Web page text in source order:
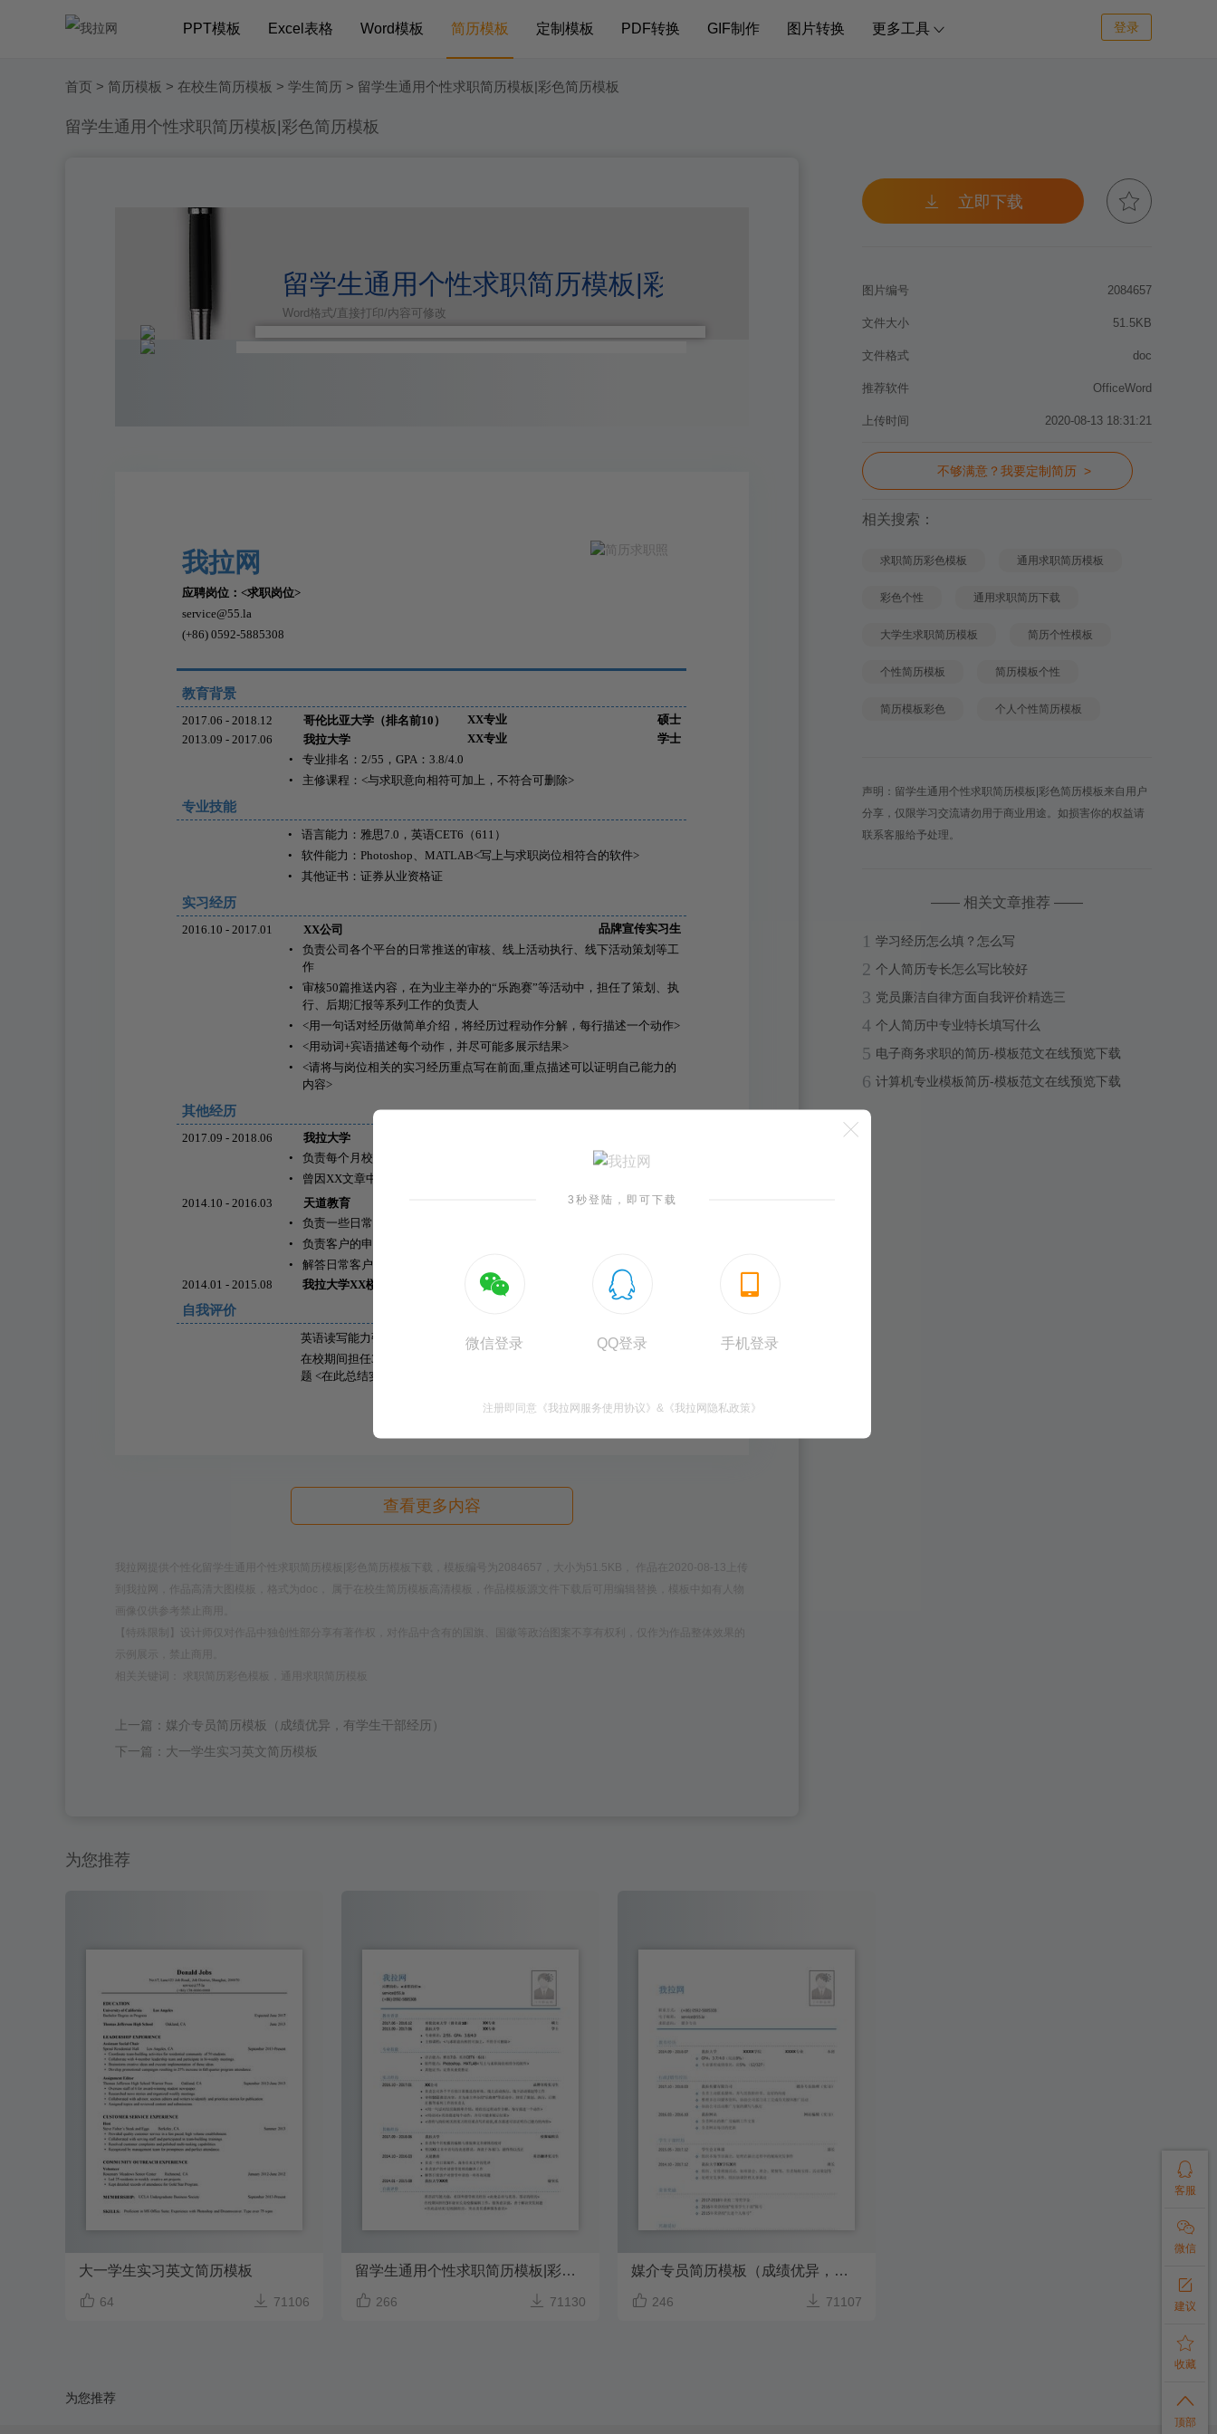
PPT模板 Excel表格 Word模板 简历模板 定制模板 PDF转换 GIF制作 图片转换 更多工具  登录
首页 > 简历模板 > 在校生简历模板 > 学生简历 > 留学生通用个性求职简历模板|彩色简历模板
留学生通用个性求职简历模板|彩色简历模板
留学生通用个性求职简历模板|彩色简历模板
Word格式/直接打印/内容可修改
我拉网
应聘岗位：<求职岗位>
service@55.la
(+86) 0592-5885308
教育背景
2017.06 - 2018.12 哥伦比亚大学（排名前10） XX专业
硕士
2013.09 - 2017.06
我拉大学 XX专业
学士
•
专业排名：2/55，GPA：3.8/4.0
•
主修课程：<与求职意向相符可加上，不符合可删除>
专业技能
•
语言能力：雅思7.0，英语CET6（611）
•
软件能力：Photoshop、MATLAB<写上与求职岗位相符合的软件>
•
其他证书：证券从业资格证
实习经历
2016.10 - 2017.01 XX公司
品牌宣传实习生
•
负责公司各个平台的日常推送的审核、线上活动执行、线下活动策划等工
作
•
审核50篇推送内容，在为业主举办的“乐跑赛”等活动中，担任了策划、执
行、后期汇报等系列工作的负责人
•
<用一句话对经历做简单介绍，将经历过程动作分解，每行描述一个动作>
•
<用动词+宾语描述每个动作，并尽可能多展示结果>
•
<请将与岗位相关的实习经历重点写在前面,重点描述可以证明自己能力的
内容>
其他经历
2017.09 - 2018.06 我拉大学
•
负责每个月校报的编辑与排版和文章材料的校对
•
曾因XX文章中语句的表述错误，奔波于各部门，最终得以改正
2014.10 - 2016.03
天道教育
英语翻译实习生
•
负责一些日常邮件、商务往来文件的笔译
•
负责客户的申请留学资料的翻译工作
•
解答日常客户对留学申请的一些咨询问题
2014.01 - 2015.08
我拉大学XX楼
自我评价
英语读写能力强，有国外留学相关经历 <此处总结与英语、签证的经历>
在校期间担任3年寝室长及校报编辑工作，服务意识强，善于解决突发问
题 <在此总结实习/校园经历，突出责任感和服务意识>
查看更多内容
我拉网提供个性化留学生通用个性求职简历模板|彩色简历模板下载，模板编号为2084657，大小为51.5KB， 作品在2020-08-13上传
到我拉网，作品高清大图模板，格式为doc， 属于在校生简历模板高清模板，作品模板源文件下载后可用编辑替换，模板中如有人物
画像仅供参考禁止商用。
【特殊限制】设计师仅对作品中独创性部分享有著作权，对作品中含有的国旗、国徽等政治图案不享有权利，仅作为作品整体效果的
示例展示，禁止商用。
相关关键词： 求职简历彩色模板，通用求职简历模板
上一篇：媒介专员简历模板（成绩优异，有学生干部经历）
下一篇：大一学生实习英文简历模板
 立即下载 
图片编号 2084657
文件大小 51.5KB
文件格式 doc
推荐软件 OfficeWord
上传时间 2020-08-13 18:31:21
不够满意？我要定制简历 >
相关搜索：
求职简历彩色模板 通用求职简历模板
彩色个性 通用求职简历下载
大学生求职简历模板 简历个性模板
个性简历模板 简历模板个性
简历模板彩色 个人个性简历模板
声明：留学生通用个性求职简历模板|彩色简历模板来自用户
分享，仅限学习交流请勿用于商业用途。如损害你的权益请
联系客服给予处理。
—— 相关文章推荐 ——
1 学习经历怎么填？怎么写
2 个人简历专长怎么写比较好
3 党员廉洁自律方面自我评价精选三
4 个人简历中专业特长填写什么
5 电子商务求职的简历-模板范文在线预览下载
6 计算机专业模板简历-模板范文在线预览下载
为您推荐
大一学生实习英文简历模板
 64  71106
留学生通用个性求职简历模板|彩色简历模板
 266  71130
媒介专员简历模板（成绩优异，有学生干部经历）
 246  71107
为您推荐

3秒登陆，即可下载

微信登录

QQ登录

手机登录
注册即同意 《我拉网服务使用协议》 & 《我拉网隐私政策》

客服

微信

建议

收藏

顶部